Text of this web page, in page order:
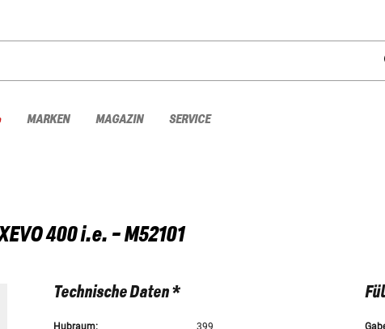
MARKEN MAGAZIN SERVICE
400 i.e. - M52101
Technische Daten *